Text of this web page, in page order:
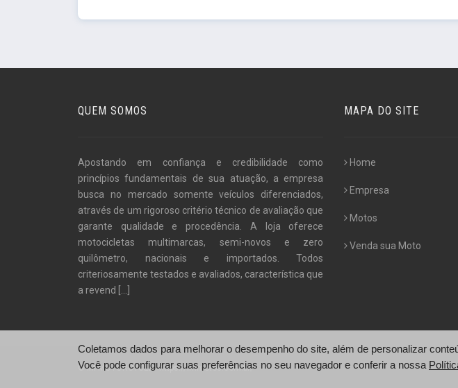
QUEM SOMOS
Apostando em confiança e credibilidade como
princípios fundamentais de sua atuação, a empresa
busca no mercado somente veículos diferenciados,
através de um rigoroso critério técnico de avaliação que
garante qualidade e procedência. A loja oferece
motocicletas multimarcas, semi-novos e zero
quilômetro, nacionais e importados. Todos
criteriosamente testados e avaliados, característica que
a revend
MAPA DO SITE
Home
Empresa
Motos
Venda sua Moto
© IM MOTORCYCLE - https://immotos.com.br/
Coletamos dados para melhorar o desempenho do site, além de personalizar
Você pode configurar suas preferências no seu navegador e conferir a nossa